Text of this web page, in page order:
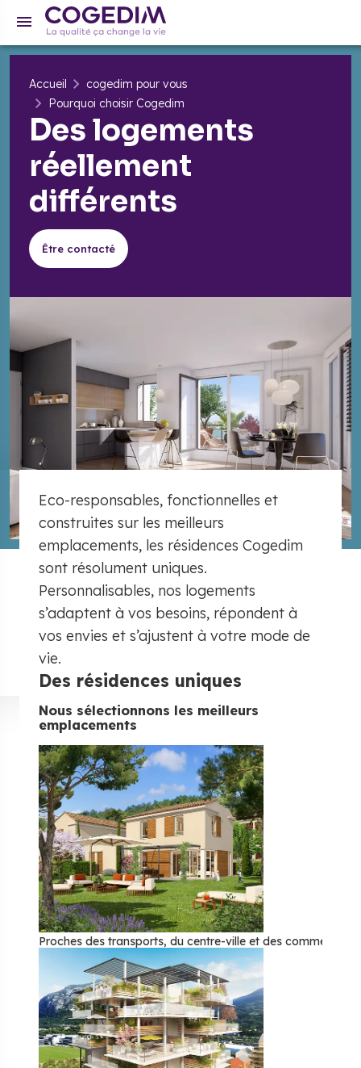
Accueil
cogedim pour vous
Pourquoi choisir Cogedim
Des logements
réellement
différents
Être contacté
Eco-responsables, fonctionnelles et
construites sur les meilleurs
emplacements, les résidences Cogedim
sont résolument uniques.
Personnalisables, nos logements
s’adaptent à vos besoins, répondent à
vos envies et s’ajustent à votre mode de
vie.
Des résidences uniques
Nous sélectionnons les meilleurs
emplacements
Proches des transports, du centre-ville et des